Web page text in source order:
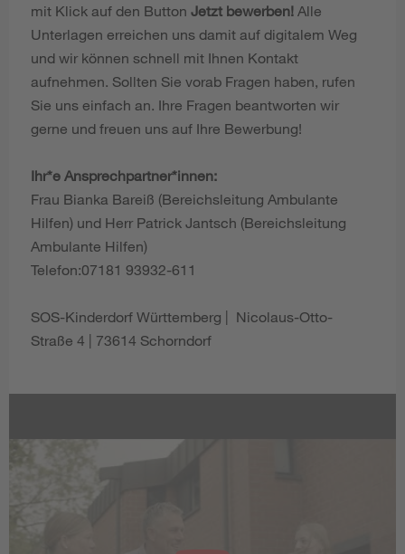
mit Klick auf den Button Jetzt bewerben! Alle
Unterlagen erreichen uns damit auf digitalem Weg
und wir können schnell mit Ihnen Kontakt
aufnehmen. Sollten Sie vorab Fragen haben, rufen
Sie uns einfach an. Ihre Fragen beantworten wir
gerne und freuen uns auf Ihre Bewerbung!
Ihr*e Ansprechpartner*innen:
Frau Bianka Bareiß (Bereichsleitung Ambulante
Hilfen) und Herr Patrick Jantsch (Bereichsleitung
Ambulante Hilfen)
Telefon:07181 93932-611
SOS-Kinderdorf Württemberg | Nicolaus-Otto-
Straße 4 | 73614 Schorndorf